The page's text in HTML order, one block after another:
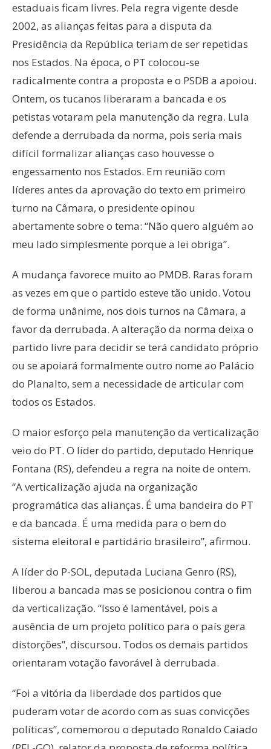
estaduais ficam livres. Pela regra vigente desde
2002, as alianças feitas para a disputa da
Presidência da República teriam de ser repetidas
nos Estados. Na época, o PT colocou-se
radicalmente contra a proposta e o PSDB a apoiou.
Ontem, os tucanos liberaram a bancada e os
petistas votaram pela manutenção da regra. Lula
defende a derrubada da norma, pois seria mais
difícil formalizar alianças caso houvesse o
engessamento nos Estados. Em reunião com
líderes antes da aprovação do texto em primeiro
turno na Câmara, o presidente opinou
abertamente sobre o tema: “Não quero alguém ao
meu lado simplesmente porque a lei obriga”.
A mudança favorece muito ao PMDB. Raras foram
as vezes em que o partido esteve tão unido. Votou
de forma unânime, nos dois turnos na Câmara, a
favor da derrubada. A alteração da norma deixa o
partido livre para decidir se terá candidato próprio
ou se apoiará formalmente outro nome ao Palácio
do Planalto, sem a necessidade de articular com
todos os Estados.
O maior esforço pela manutenção da verticalização
veio do PT. O líder do partido, deputado Henrique
Fontana (RS), defendeu a regra na noite de ontem.
“A verticalização ajuda na organização
programática das alianças. É uma bandeira do PT
e da bancada. É uma medida para o bem do
sistema eleitoral e partidário brasileiro”, afirmou.
A líder do P-SOL, deputada Luciana Genro (RS),
liberou a bancada mas se posicionou contra o fim
da verticalização. “Isso é lamentável, pois a
ausência de um projeto político para o país gera
distorções”, discursou. Todos os demais partidos
orientaram votação favorável à derrubada.
“Foi a vitória da liberdade dos partidos que
puderam votar de acordo com as suas convicções
políticas”, comemorou o deputado Ronaldo Caiado